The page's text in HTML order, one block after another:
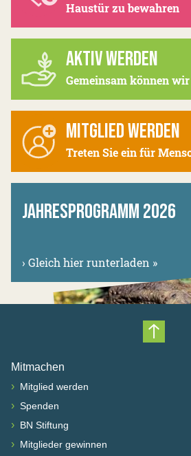
Haustür zu bewahren
AKTIV WERDEN
Gemeinsam können
MITGLIED WERDEN
Treten Sie ein für
JAHRESPROGRAMM 2026
› Gleich hier runterladen »
Nach
Mitmachen
› Mitglied werden
› Spenden
› BN Stiftung
› Mitglieder gewinnen